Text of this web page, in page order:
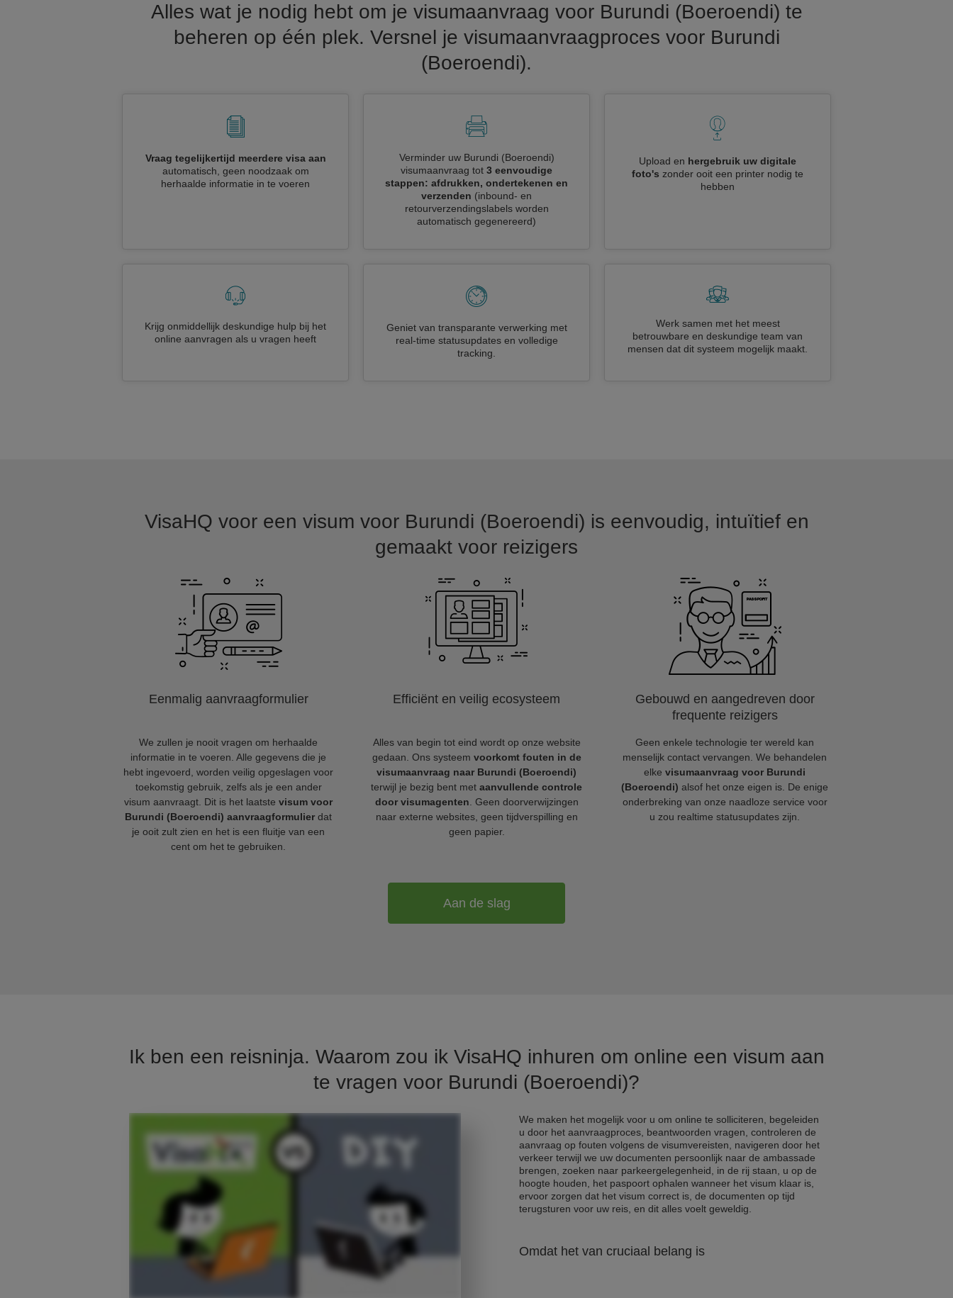
Alles wat je nodig hebt om je visumaanvraag voor Burundi (Boeroendi) te
beheren op één plek. Versnel je visumaanvraagproces voor Burundi
(Boeroendi).
Vraag tegelijkertijd meerdere visa aan
automatisch, geen noodzaak om
herhaalde informatie in te voeren
Verminder uw Burundi (Boeroendi)
visumaanvraag tot 3 eenvoudige
stappen: afdrukken, ondertekenen en
verzenden (inbound- en
retourverzendingslabels worden
automatisch gegenereerd)
Upload en hergebruik uw digitale
foto's zonder ooit een printer nodig te
hebben
Krijg onmiddellijk deskundige hulp bij het
online aanvragen als u vragen heeft
Geniet van transparante verwerking met
real-time statusupdates en volledige
tracking.
Werk samen met het meest
betrouwbare en deskundige team van
mensen dat dit systeem mogelijk maakt.
VisaHQ voor een visum voor Burundi (Boeroendi) is eenvoudig, intuïtief en
gemaakt voor reizigers
Eenmalig aanvraagformulier
We zullen je nooit vragen om herhaalde
informatie in te voeren. Alle gegevens die je
hebt ingevoerd, worden veilig opgeslagen voor
toekomstig gebruik, zelfs als je een ander
visum aanvraagt. Dit is het laatste visum voor
Burundi (Boeroendi) aanvraagformulier dat
je ooit zult zien en het is een fluitje van een
cent om het te gebruiken.
Efficiënt en veilig ecosysteem
Alles van begin tot eind wordt op onze website
gedaan. Ons systeem voorkomt fouten in de
visumaanvraag naar Burundi (Boeroendi)
terwijl je bezig bent met aanvullende controle
door visumagenten . Geen doorverwijzingen
naar externe websites, geen tijdverspilling en
geen papier.
Gebouwd en aangedreven door
frequente reizigers
Geen enkele technologie ter wereld kan
menselijk contact vervangen. We behandelen
elke visumaanvraag voor Burundi
(Boeroendi) alsof het onze eigen is. De enige
onderbreking van onze naadloze service voor
u zou realtime statusupdates zijn.
Aan de slag
Ik ben een reisninja. Waarom zou ik VisaHQ inhuren om online een visum aan
te vragen voor Burundi (Boeroendi)?
We maken het mogelijk voor u om online te solliciteren, begeleiden
u door het aanvraagproces, beantwoorden vragen, controleren de
aanvraag op fouten volgens de visumvereisten, navigeren door het
verkeer terwijl we uw documenten persoonlijk naar de ambassade
brengen, zoeken naar parkeergelegenheid, in de rij staan, u op de
hoogte houden, het paspoort ophalen wanneer het visum klaar is,
ervoor zorgen dat het visum correct is, de documenten op tijd
terugsturen voor uw reis, en dit alles voelt geweldig.
Omdat het van cruciaal belang is